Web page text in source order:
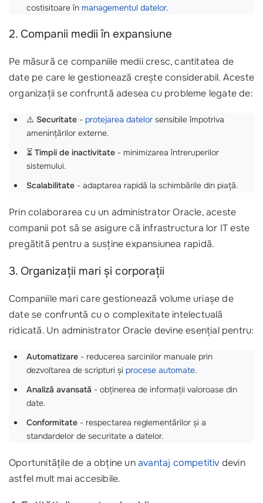
costisitoare în managementul datelor.
2. Companii medii în expansiune
Pe măsură ce companiile medii cresc, cantitatea de
date pe care le gestionează crește considerabil. Aceste
organizații se confruntă adesea cu probleme legate de:
⚠️ Securitate - protejarea datelor sensibile împotriva
amenințărilor externe.
⏳ Timpii de inactivitate - minimizarea întreruperilor
sistemului.
Scalabilitate - adaptarea rapidă la schimbările din piață.
Prin colaborarea cu un administrator Oracle, aceste
companii pot să se asigure că infrastructura lor IT este
pregătită pentru a susține expansiunea rapidă.
3. Organizații mari și corporații
Companiile mari care gestionează volume uriașe de
date se confruntă cu o complexitate intelectuală
ridicată. Un administrator Oracle devine esențial pentru:
Automatizare - reducerea sarcinilor manuale prin
dezvoltarea de scripturi și procese automate.
Analiză avansată - obținerea de informații valoroase din
date.
Conformitate - respectarea reglementărilor și a
standardelor de securitate a datelor.
Oportunitățile de a obține unavantaj competitiv devin
astfel mult mai accesibile.